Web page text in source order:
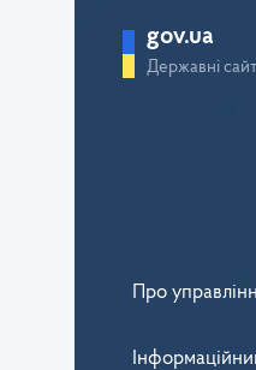
gov.ua
Державні
Про